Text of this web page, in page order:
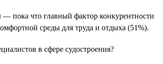
пока что главный фактор конкурентности
среды для труда и отдыха (51%).
в сфере судостроения?